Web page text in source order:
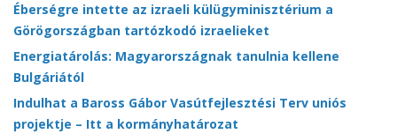
Éberségre intette az izraeli külügyminisztérium a
Görögországban tartózkodó izraelieket
Energiatárolás: Magyarországnak tanulnia kellene
Bulgáriától
Indulhat a Baross Gábor Vasútfejlesztési Terv uniós
projektje – Itt a kormányhatározat